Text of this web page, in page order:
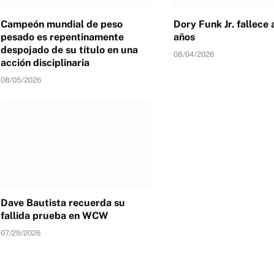
Campeón mundial de peso
pesado es repentinamente
despojado de su título en una
acción disciplinaria
08/05/2026
Dory Funk Jr. fallece
años
08/04/2026
Dave Bautista recuerda su
fallida prueba en WCW
07/29/2026